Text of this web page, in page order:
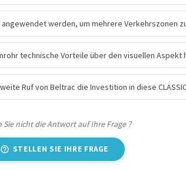
werden, um mehrere Verkehrszonen
technische Vorteile über den visuellen Aspekt
Ruf von Beltrac die Investition in diese
Sie nicht die Antwort auf Ihre Frage ?
STELLEN SIE IHRE FRAGE